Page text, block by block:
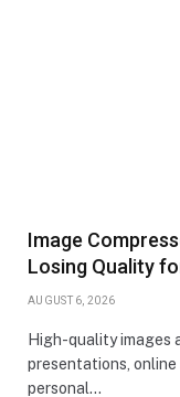
Image
Losing Quality
AUGUST 6, 2026
High-quality images
presentations,
personal…